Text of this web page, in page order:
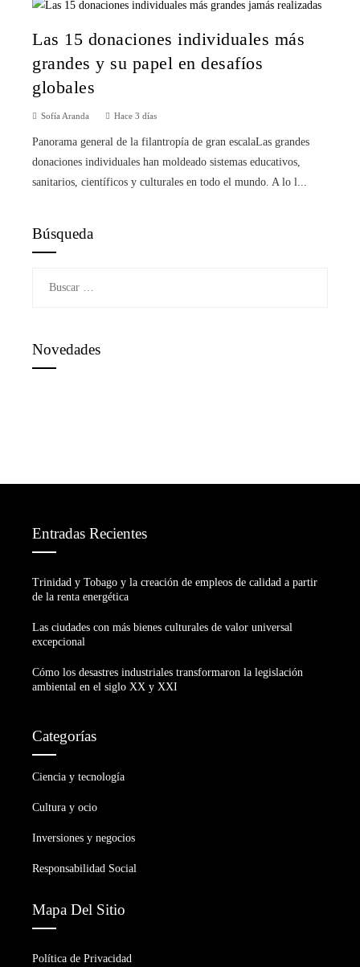
Las 15 donaciones individuales más
grandes y su papel en desafíos
globales
Sofía Aranda Hace 3 días
Panorama general de la filantropía de gran escalaLas grandes
donaciones individuales han moldeado sistemas educativos,
sanitarios, científicos y culturales en todo el mundo. A lo l...
Búsqueda
Novedades
Entradas Recientes
Trinidad y Tobago y la creación de empleos de calidad a partir
de la renta energética
Las ciudades con más bienes culturales de valor universal
excepcional
Cómo los desastres industriales transformaron la legislación
ambiental en el siglo XX y XXI
Categorías
Ciencia y tecnología
Cultura y ocio
Inversiones y negocios
Responsabilidad Social
Mapa Del Sitio
Política de Privacidad